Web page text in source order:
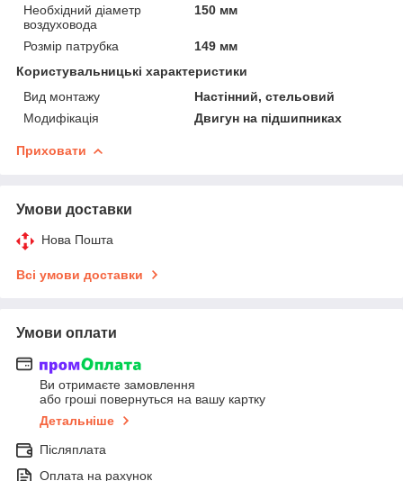
Необхідний діаметр
воздуховода
150 мм
Розмір патрубка
149 мм
Користувальницькі характеристики
Вид монтажу
Настінний, стельовий
Модифікація
Двигун на підшипниках
Приховати
Умови доставки
Нова Пошта
Всі умови доставки
Умови оплати
Ви отримаєте замовлення
або гроші повернуться на вашу картку
Детальніше
Післяплата
Оплата на рахунок